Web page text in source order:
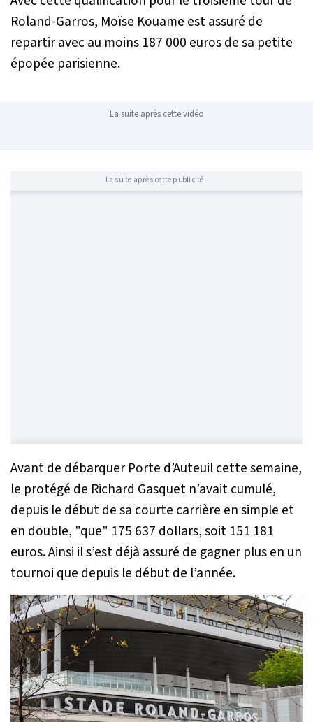
Roland-Garros, Moïse Kouame est assuré de
repartir avec au moins 187 000 euros de sa petite
épopée parisienne.
La suite après cette vidéo
La suite après cette publicité
Avant de débarquer Porte d’Auteuil cette semaine,
le protégé de Richard Gasquet n’avait cumulé,
depuis le début de sa courte carrière en simple et
en double, "que" 175 637 dollars, soit 151 181
euros. Ainsi il s’est déjà assuré de gagner plus en un
tournoi que depuis le début de l’année.